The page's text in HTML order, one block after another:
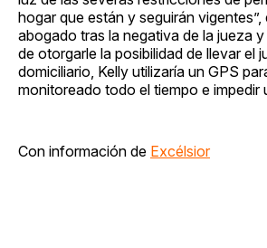
hogar que están y seguirán
abogado tras la negativa de la jueza
de otorgarle la posibilidad de llevar el
domiciliario, Kelly utilizaría un GPS
monitoreado todo el tiempo e impedir
Con información de Excélsior